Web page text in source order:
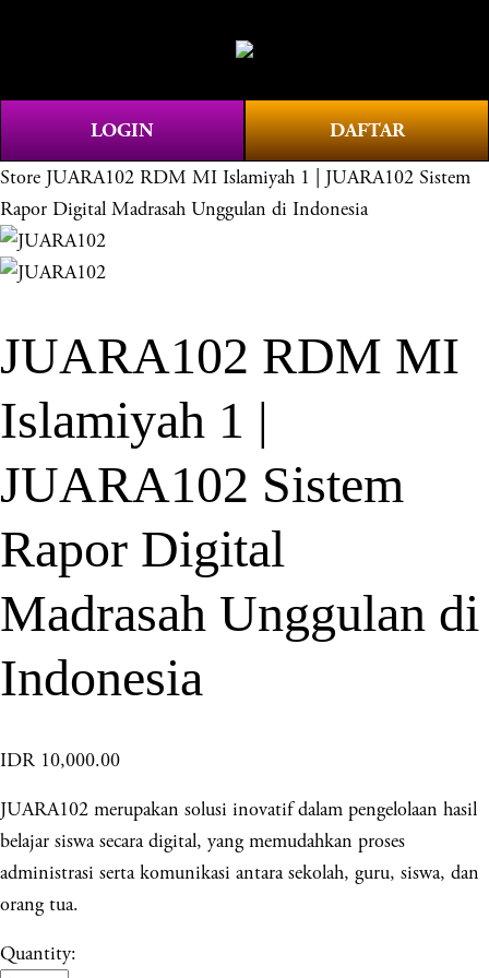
e
u
LOGIN DAFTAR
Store JUARA102 RDM MI Islamiyah 1 | JUARA102 Sistem
Rapor Digital Madrasah Unggulan di Indonesia
JUARA102 RDM MI
Islamiyah 1 |
JUARA102 Sistem
Rapor Digital
Madrasah Unggulan di
Indonesia
IDR 10,000.00
JUARA102 merupakan solusi inovatif dalam pengelolaan hasil
belajar siswa secara digital, yang memudahkan proses
administrasi serta komunikasi antara sekolah, guru, siswa, dan
orang tua.
Quantity: